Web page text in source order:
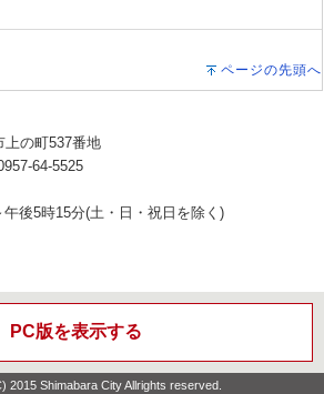
ページの先頭へ
の町537番地
64-5525
後5時15分(土・日・祝日を除く)
PC版を表示する
2015 Shimabara City Allrights reserved.